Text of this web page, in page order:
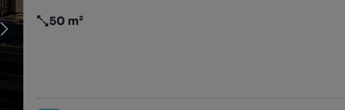
Preço por metro quadrado
50 m²